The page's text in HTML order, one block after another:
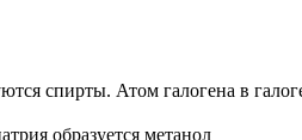
спирты. Атом галогена в
образуется метанол